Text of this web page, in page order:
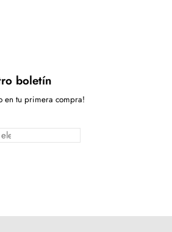
boletín
en tu primera compra!